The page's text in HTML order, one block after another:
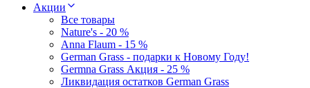
Акции
Все товары
Nature's - 20 %
Anna Flaum - 15 %
German Grass - подарки к Новому Году!
Germna Grass Акция - 25 %
Ликвидация остатков German Grass